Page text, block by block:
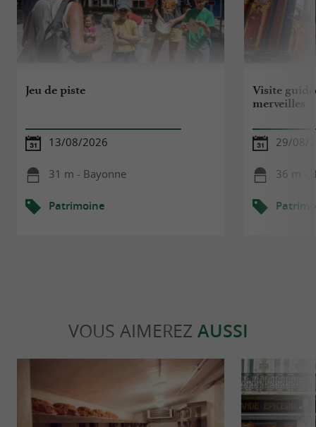
Jeu de piste
13/08/2026
31 m - Bayonne
Patrimoine
Visite
merveilles
29/08/
36 m -
VOUS AIMEREZ AUSSI